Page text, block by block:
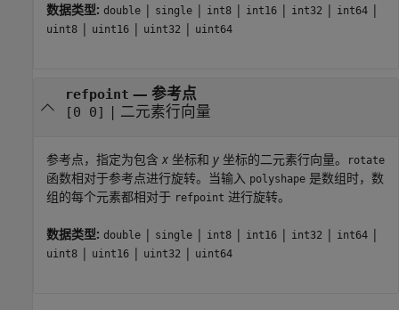
数据类型: double | single | int8 | int16 | int32 | int64 |
uint8 | uint16 | uint32 | uint64
refpoint — 参考点
[0 0] | 二元素行向量
参考点，指定为包含 x 坐标和 y 坐标的二元素行向量。 rotate
函数相对于参考点进行旋转。当输入 polyshape 是数组时，数
组的每个元素都相对于 refpoint 进行旋转。
数据类型: double | single | int8 | int16 | int32 | int64 |
uint8 | uint16 | uint32 | uint64